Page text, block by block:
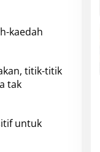
kaedah
titik-titik
tak
untuk